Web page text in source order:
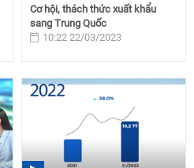
Cơ hội, thách thức xuất khẩu
sang Trung Quốc
10:22 22/03/2023